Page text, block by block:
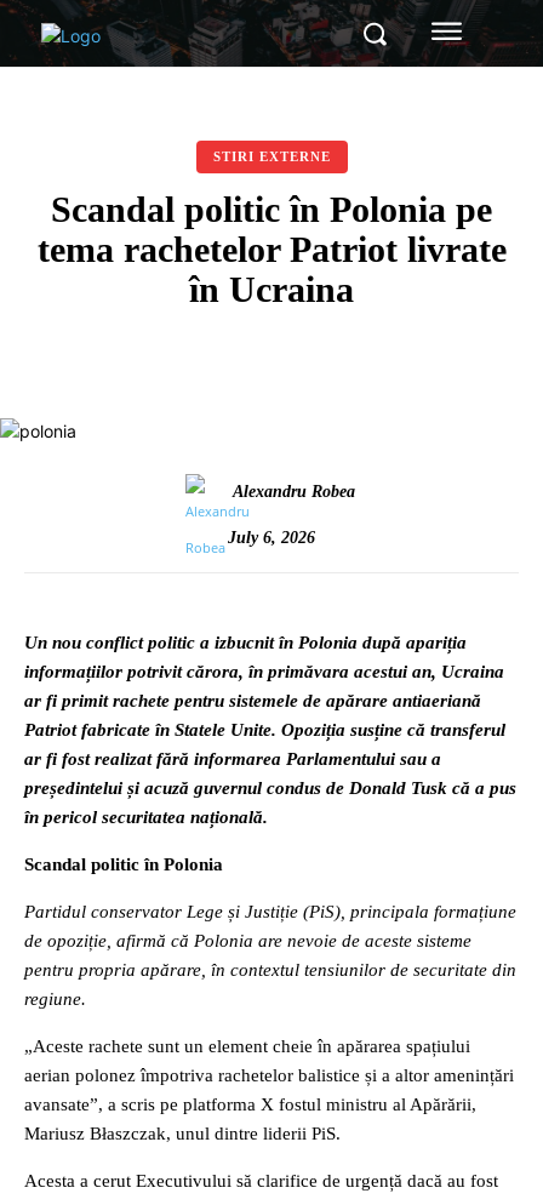
STIRI EXTERNE
Scandal politic în Polonia pe
tema rachetelor Patriot livrate
în Ucraina
Alexandru Robea
July 6, 2026
Un nou conflict politic a izbucnit în Polonia după apariția
informațiilor potrivit cărora, în primăvara acestui an, Ucraina
ar fi primit rachete pentru sistemele de apărare antiaeriană
Patriot fabricate în Statele Unite. Opoziția susține că transferul
ar fi fost realizat fără informarea Parlamentului sau a
președintelui și acuză guvernul condus de Donald Tusk că a pus
în pericol securitatea națională.
Scandal politic în Polonia
Partidul conservator Lege și Justiție (PiS), principala formațiune
de opoziție, afirmă că Polonia are nevoie de aceste sisteme
pentru propria apărare, în contextul tensiunilor de securitate din
regiune.
„Aceste rachete sunt un element cheie în apărarea spațiului
aerian polonez împotriva rachetelor balistice și a altor amenințări
avansate”, a scris pe platforma X fostul ministru al Apărării,
Mariusz Błaszczak, unul dintre liderii PiS.
Acesta a cerut Executivului să clarifice de urgență dacă au fost